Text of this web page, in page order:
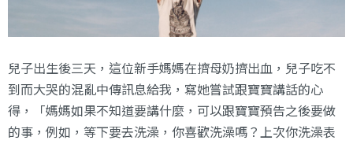
兒子出生後三天，這位新手媽媽在擠母奶擠出血，兒子吃不
到而大哭的混亂中傳訊息給我，寫她嘗試跟寶寶講話的心
得，「媽媽如果不知道要講什麼，可以跟寶寶預告之後要做
的事，例如，等下要去洗澡，你喜歡洗澡嗎？上次你洗澡表